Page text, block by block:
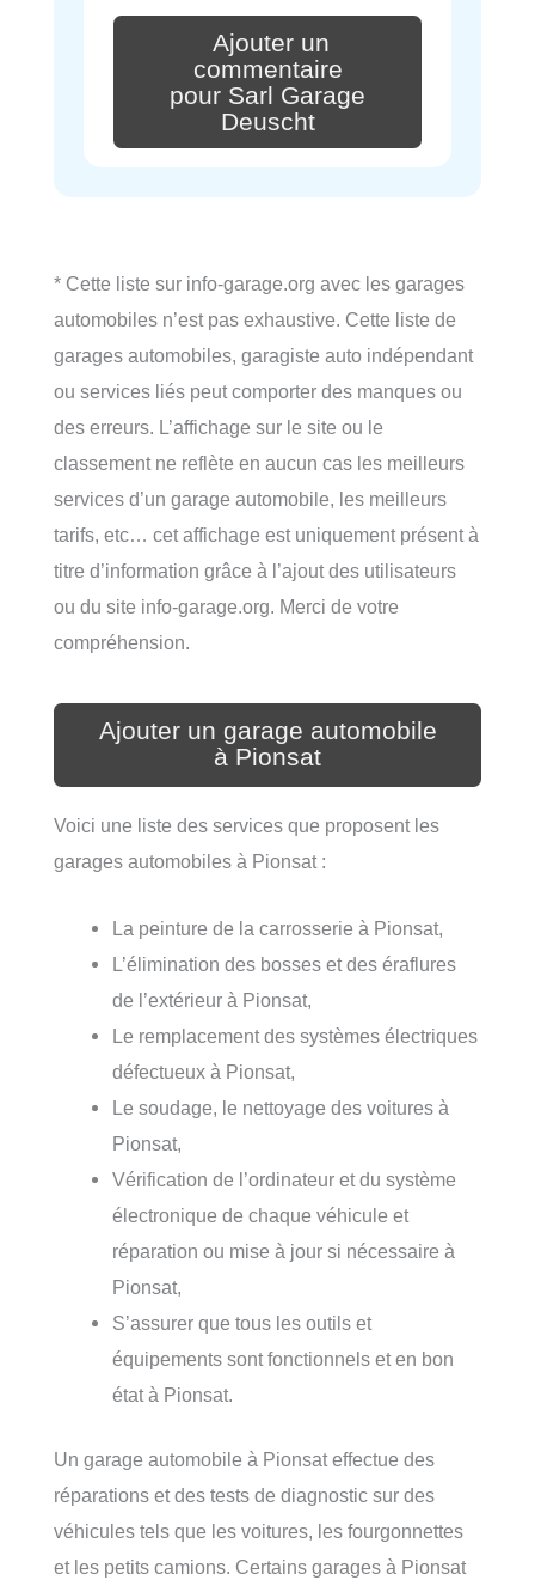
Ajouter un
commentaire
pour Sarl Garage
Deuscht
* Cette liste sur info-garage.org avec les garages
automobiles n’est pas exhaustive. Cette liste de
garages automobiles, garagiste auto indépendant
ou services liés peut comporter des manques ou
des erreurs. L’affichage sur le site ou le
classement ne reflète en aucun cas les meilleurs
services d’un garage automobile, les meilleurs
tarifs, etc… cet affichage est uniquement présent à
titre d’information grâce à l’ajout des utilisateurs
ou du site info-garage.org. Merci de votre
compréhension.
Ajouter un garage automobile
à Pionsat
Voici une liste des services que proposent les
garages automobiles à Pionsat :
La peinture de la carrosserie à Pionsat,
L’élimination des bosses et des éraflures
de l’extérieur à Pionsat,
Le remplacement des systèmes électriques
défectueux à Pionsat,
Le soudage, le nettoyage des voitures à
Pionsat,
Vérification de l’ordinateur et du système
électronique de chaque véhicule et
réparation ou mise à jour si nécessaire à
Pionsat,
S’assurer que tous les outils et
équipements sont fonctionnels et en bon
état à Pionsat.
Un garage automobile à Pionsat effectue des
réparations et des tests de diagnostic sur des
véhicules tels que les voitures, les fourgonnettes
et les petits camions. Certains garages à Pionsat